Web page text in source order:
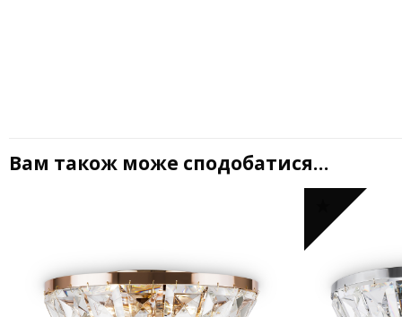
Вам також може сподобатися…